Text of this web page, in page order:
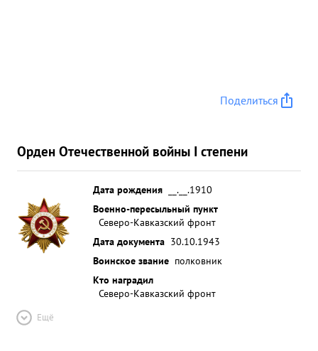
Поделиться
Орден Отечественной войны I степени
Дата рождения
__.__.1910
Военно-пересыльный пункт
Северо-Кавказский фронт
Дата документа 30.10.1943
Воинское звание полковник
Кто наградил
Северо-Кавказский фронт
Ещё